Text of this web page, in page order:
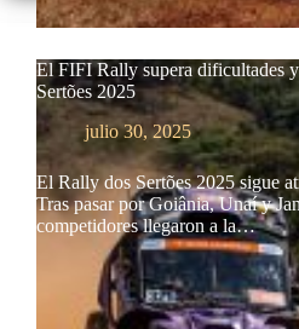
El FIFI Rally supera dificultades y
Sertões 2025
julio 30, 2025
El Rally dos Sertões 2025 sigue
Tras pasar por Goiânia, Unaí y
competidores llegaron a la…